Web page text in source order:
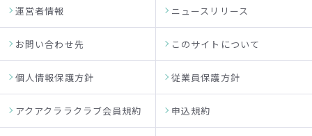
運営者情報 ニュースリリース
お問い合わせ先 このサイトについて
個人情報保護方針 従業員保護方針
アクアクララクラブ会員規約 申込規約